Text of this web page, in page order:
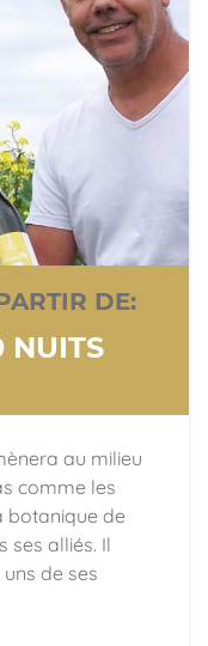
DE:
NUITS
au milieu
comme les
botanique de
ses alliés. Il
de ses